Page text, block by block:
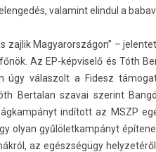
valamint elin­dul a
zaj­lik Magyarországon” –
Az EP-képviselő és Tóth
úgy válas­zolt a Fidesz
Be­rtalan szavai szerint
indított az MSZP
olyan gyűlölet­kampányt
az egészségügy